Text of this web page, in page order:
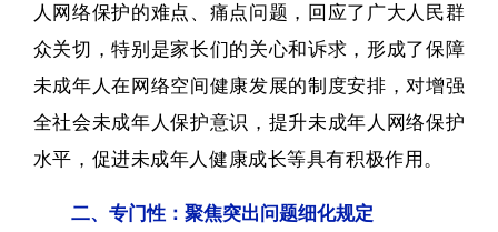
人网络保护的难点、痛点问题，回应了广大人民群
众关切，特别是家长们的关心和诉求，形成了保障
未成年人在网络空间健康发展的制度安排，对增强
全社会未成年人保护意识，提升未成年人网络保护
水平，促进未成年人健康成长等具有积极作用。
二、专门性：聚焦突出问题细化规定